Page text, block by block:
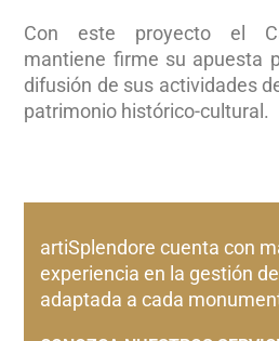
Con este proyecto el
mantiene firme su apuesta
difusión de sus actividades
patrimonio histórico-cultural.
artiSplendore cuenta con
experiencia en la gestión
adaptada a cada